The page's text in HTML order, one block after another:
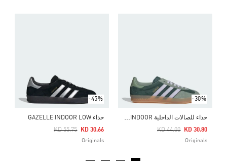
-30%
ح
ذاء للصالات الداخلية GAZELLE INDOOR
Price Reduced From
KD 44.00
To KD 30.80
Originals
-45%
حذاء GAZELLE INDOOR LOW
Price Reduced From
KD 55.75
To KD 30.66
Originals